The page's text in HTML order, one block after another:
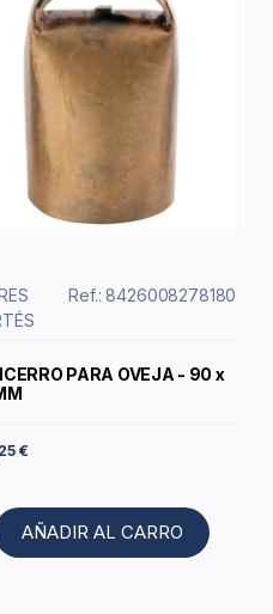
Ref.: 8426008278180
PARA OVEJA - 90 x
25 €
AÑADIR AL CARRO